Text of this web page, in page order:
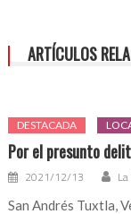
ARTÍCULOS
DESTACADA
Por el presunto
2021/12/13
San Andrés Tuxtla,